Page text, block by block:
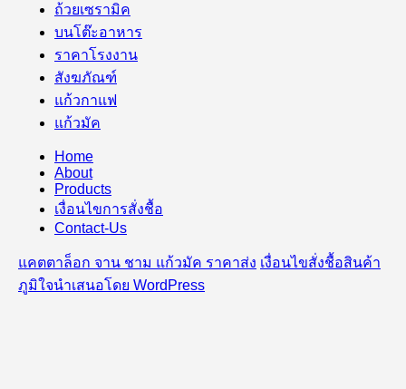
ถ้วยเซรามิค
บนโต๊ะอาหาร
ราคาโรงงาน
สังฆภัณฑ์
แก้วกาแฟ
แก้วมัค
Home
About
Products
เงื่อนไขการสั่งชื้อ
Contact-Us
แคตตาล็อก จาน ชาม แก้วมัค ราคาส่ง เงื่อนไขสั่งชื้อสินค้า
ภูมิใจนำเสนอโดย WordPress